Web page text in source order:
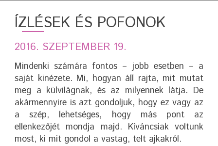
ÍZLÉSEK ÉS POFONOK
2016. SZEPTEMBER 19.
Mindenki számára fontos – jobb esetben – a
saját kinézete. Mi, hogyan áll rajta, mit mutat
meg a külvilágnak, és az milyennek látja. De
akármennyire is azt gondoljuk, hogy ez vagy az
a szép, lehetséges, hogy más pont az
ellenkezőjét mondja majd. Kíváncsiak voltunk
most, ki mit gondol a vastag, telt ajkakról.